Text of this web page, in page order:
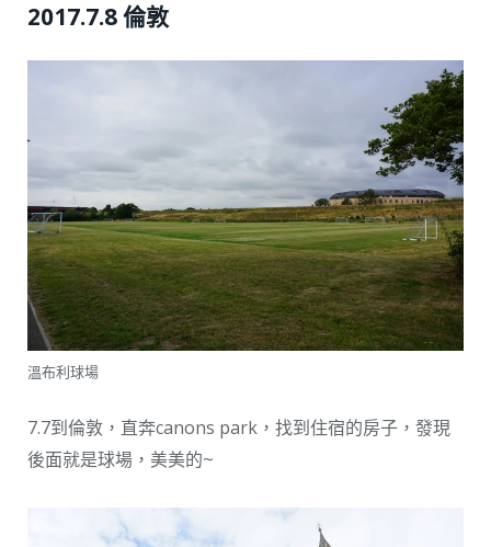
2017.7.8 倫敦
溫布利球場
7.7到倫敦，直奔canons park，找到住宿的房子，發現
後面就是球場，美美的~